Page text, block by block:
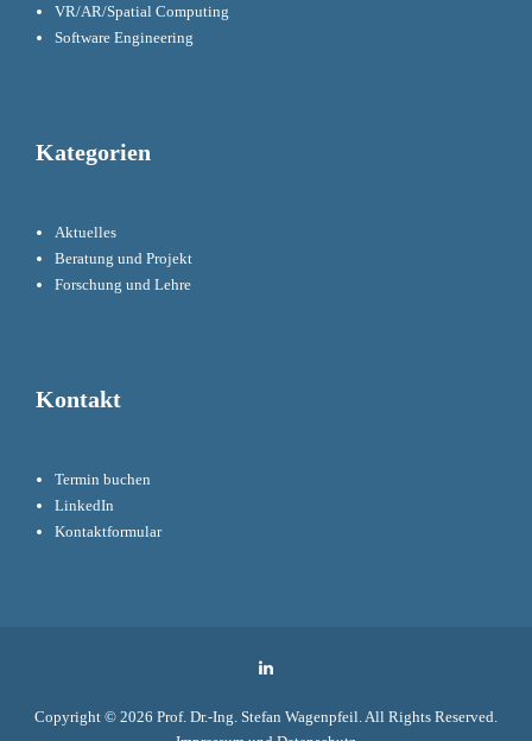
VR/AR/Spatial Computing
Software Engineering
Kategorien
Aktuelles
Beratung und Projekt
Forschung und Lehre
Kontakt
Termin buchen
LinkedIn
Kontaktformular
Copyright © 2026 Prof. Dr.-Ing. Stefan Wagenpfeil . All Rights Reserved.